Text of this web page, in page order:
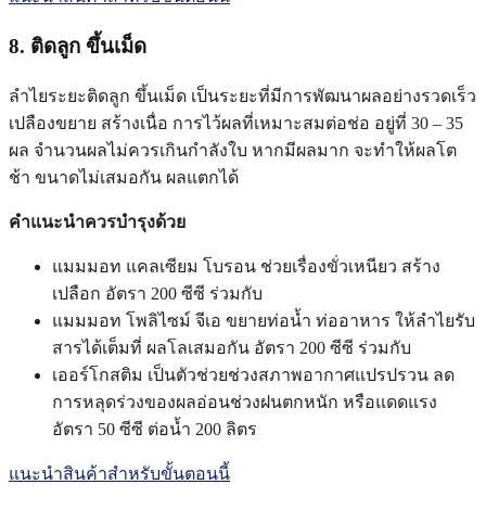
8. ติดลูก ขึ้นเม็ด
ลำไยระยะติดลูก ขึ้นเม็ด เป็นระยะที่มีการพัฒนาผลอย่างรวดเร็ว
เปลืองขยาย สร้างเนื่อ การไว้ผลที่เหมาะสมต่อช่อ อยู่ที่ 30 – 35
ผล จำนวนผลไม่ควรเกินกำลังใบ หากมีผลมาก จะทำให้ผลโต
ช้า ขนาดไม่เสมอกัน ผลแตกได้
คำแนะนำควรบำรุงด้วย
แมมมอท แคลเซียม โบรอน ช่วยเรื่องขั่วเหนียว สร้าง
เปลือก อัตรา 200 ซีซี ร่วมกับ
แมมมอท โพลิไซม์ จีเอ ขยายท่อน้ำ ท่ออาหาร ให้ลำไยรับ
สารได้เต็มที่ ผลโลเสมอกัน อัตรา 200 ซีซี ร่วมกับ
เออร์โกสติม เป็นตัวช่วยช่วงสภาพอากาศแปรปรวน ลด
การหลุดร่วงของผลอ่อนช่วงฝนตกหนัก หรือแดดแรง
อัตรา 50 ซีซี ต่อน้ำ 200 ลิตร
แนะนำสินค้าสำหรับขั้นตอนนี้